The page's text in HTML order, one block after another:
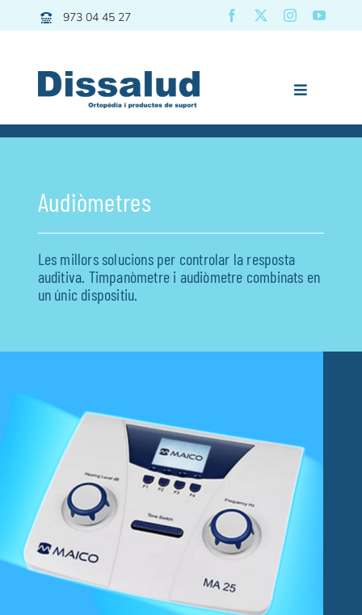
to
973 04 45 27
Toggle
Dissalud
Grues | Transfers
Mobilitat
Descans
Pediatria
Medicina
Ortopèdia
Previous Next
Audiòmetres
Les millors solucions per controlar la resposta
auditiva. Timpanòmetre i audiòmetre combinats en
un únic dispositiu.